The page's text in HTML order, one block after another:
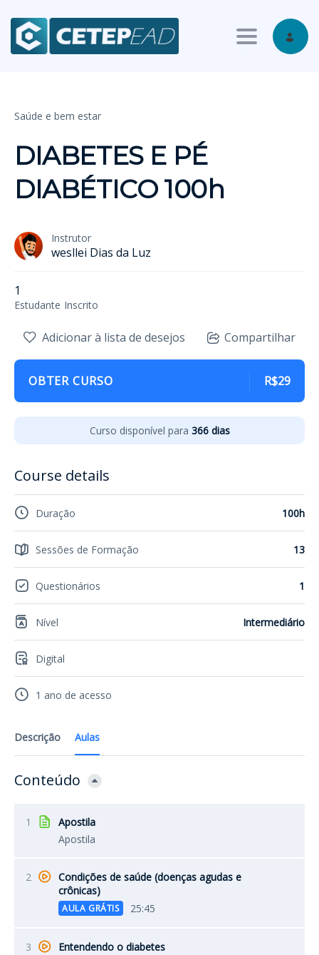
Toggle
Saúde e bem estar
DIABETES E PÉ
DIABÉTICO 100h
Instrutor
wesllei Dias da Luz
1
Estudante Inscrito
Descrição Aulas
Conteúdo
1
Apostila
Apostila
2
Condições de saúde (doenças agudas e
crônicas)
AULA GRÁTIS 25:45
3
Entendendo o diabetes
Adicionar à lista de desejos Compartilhar
OBTER CURSO R$29
Curso disponível para 366 dias
Course details
Duração 100h
Sessões de Formação 13
Questionários 1
Nível Intermediário
Digital
1 ano de acesso